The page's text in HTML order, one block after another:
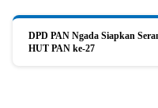
DPD PAN Ngada Siapkan
HUT PAN ke-27